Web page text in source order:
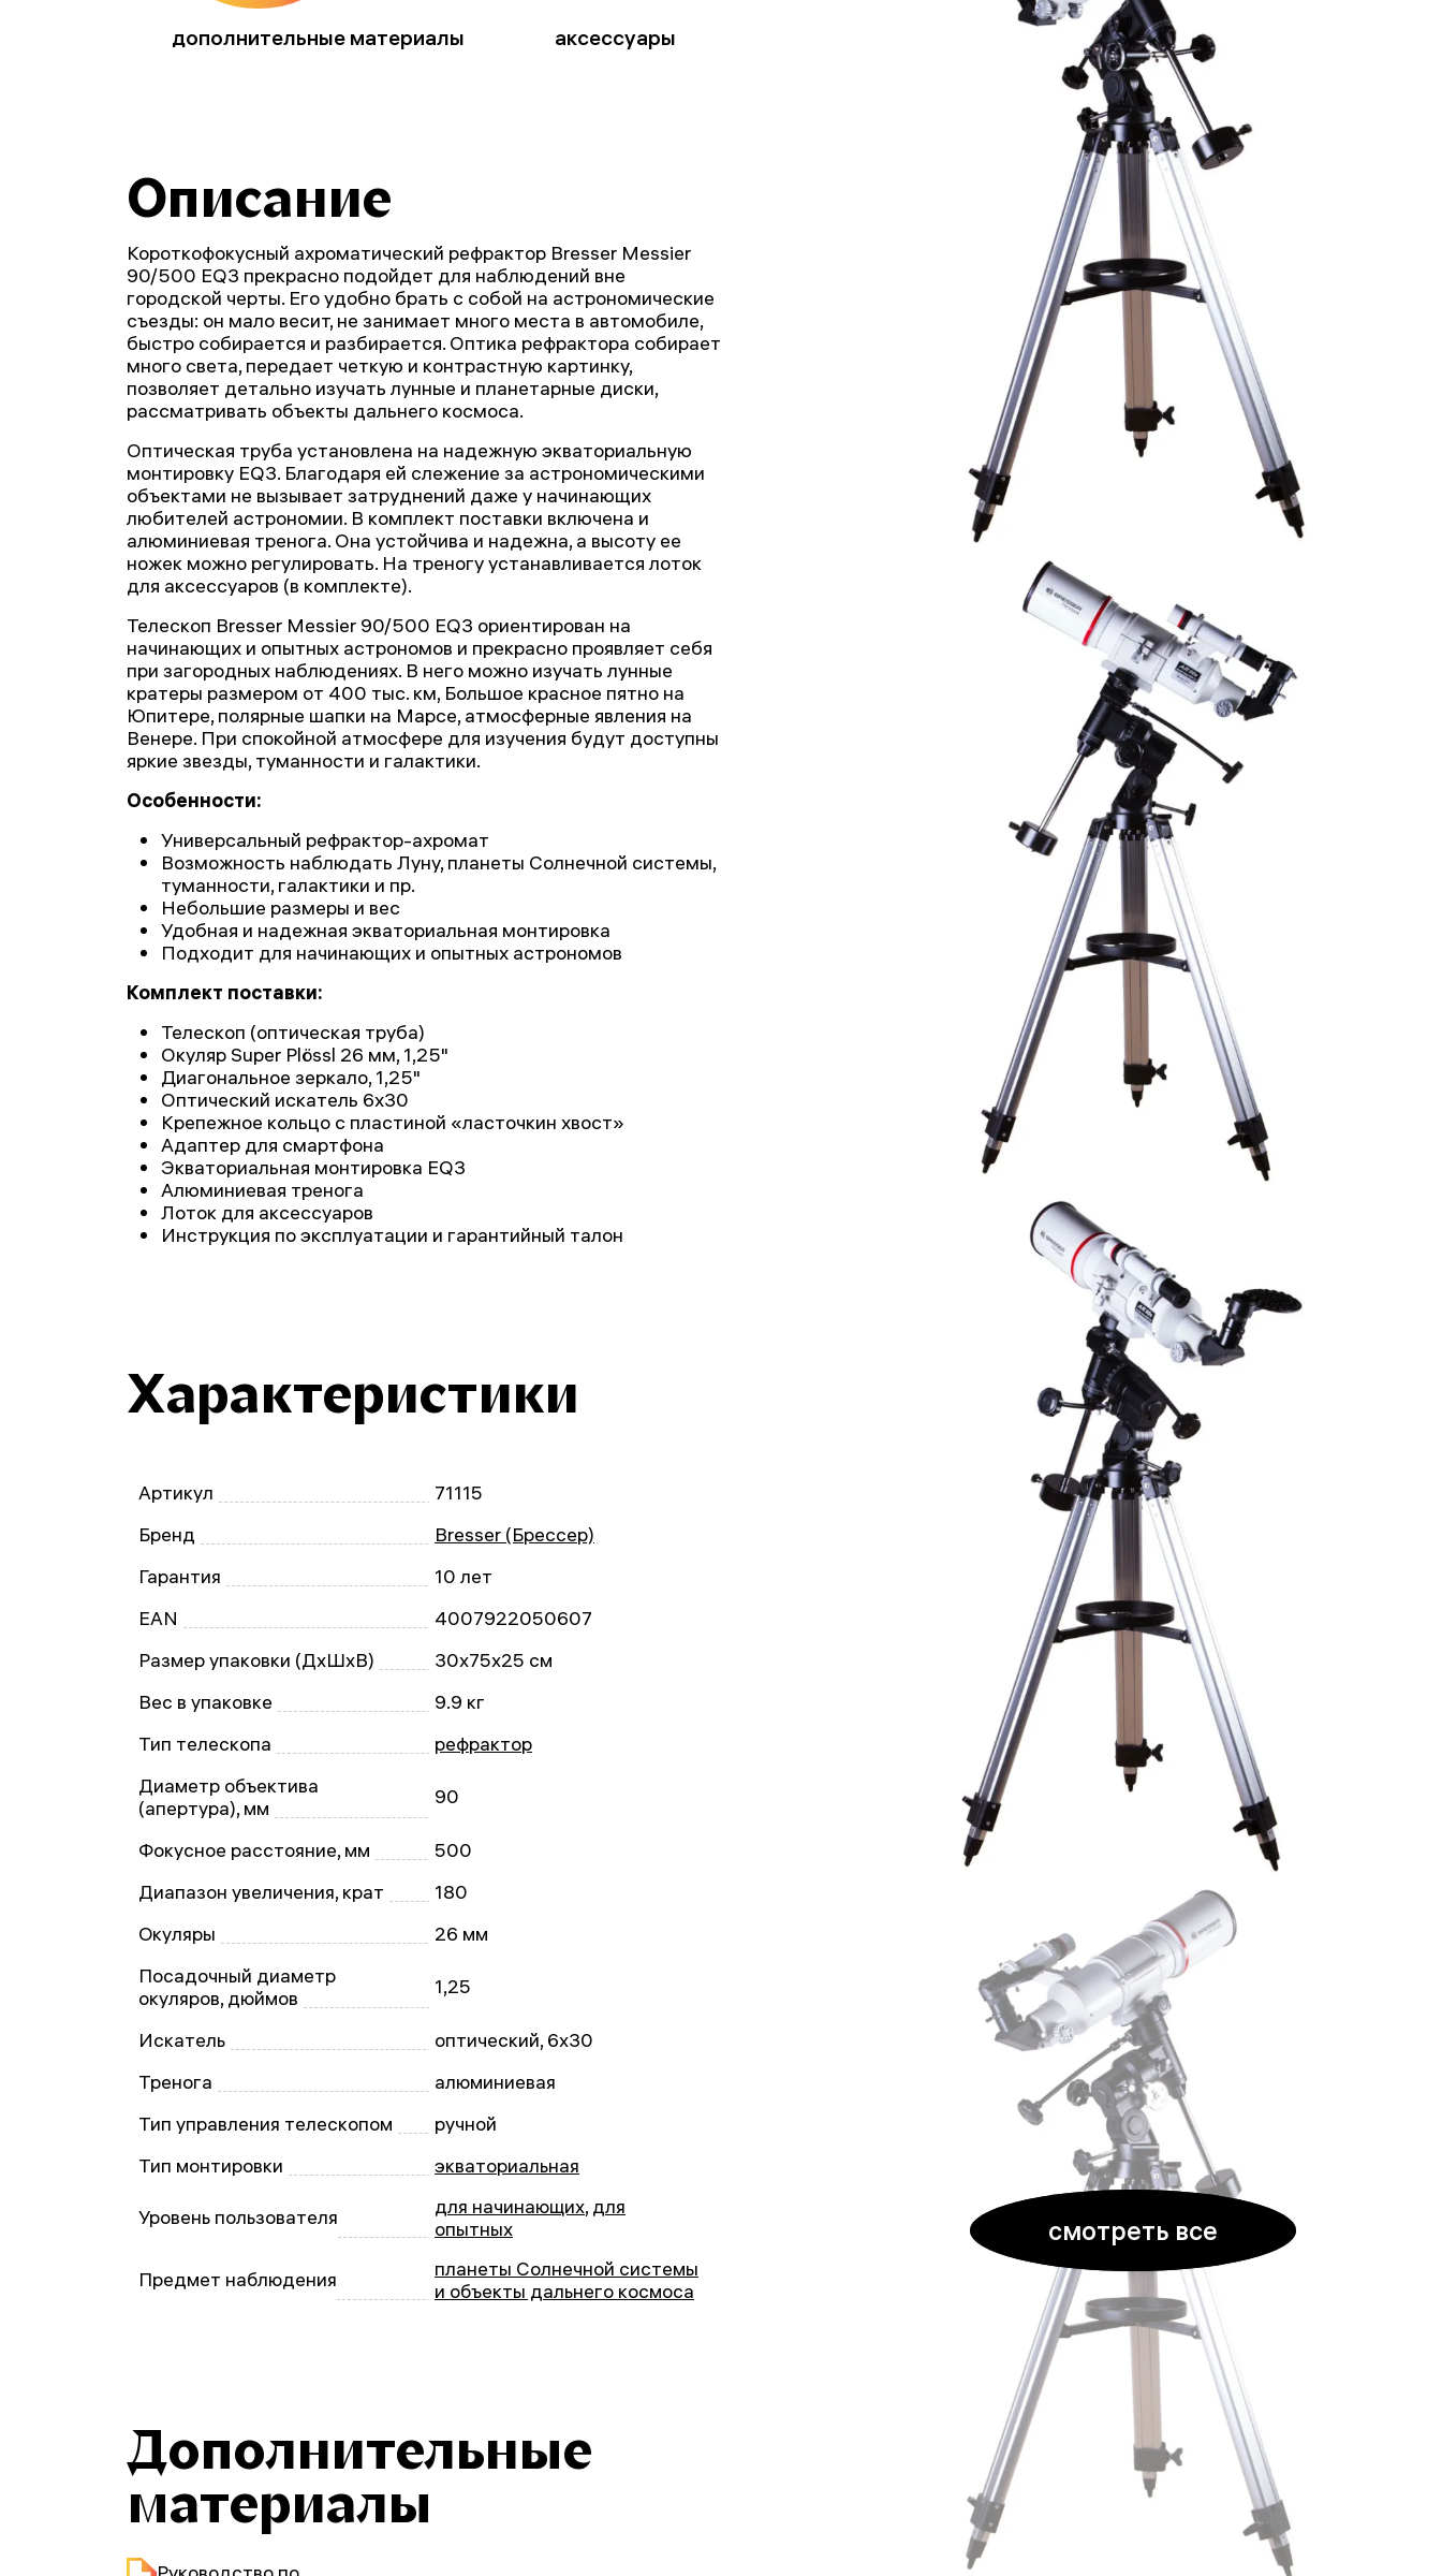
смотреть все
дополнительные материалы аксессуары
Описание
Короткофокусный ахроматический рефрактор Bresser Messier
90/500 EQ3 прекрасно подойдет для наблюдений вне
городской черты. Его удобно брать с собой на астрономические
съезды: он мало весит, не занимает много места в автомобиле,
быстро собирается и разбирается. Оптика рефрактора собирает
много света, передает четкую и контрастную картинку,
позволяет детально изучать лунные и планетарные диски,
рассматривать объекты дальнего космоса.
Оптическая труба установлена на надежную экваториальную
монтировку EQ3. Благодаря ей слежение за астрономическими
объектами не вызывает затруднений даже у начинающих
любителей астрономии. В комплект поставки включена и
алюминиевая тренога. Она устойчива и надежна, а высоту ее
ножек можно регулировать. На треногу устанавливается лоток
для аксессуаров (в комплекте).
Телескоп Bresser Messier 90/500 EQ3 ориентирован на
начинающих и опытных астрономов и прекрасно проявляет себя
при загородных наблюдениях. В него можно изучать лунные
кратеры размером от 400 тыс. км, Большое красное пятно на
Юпитере, полярные шапки на Марсе, атмосферные явления на
Венере. При спокойной атмосфере для изучения будут доступны
яркие звезды, туманности и галактики.
Особенности:
Универсальный рефрактор-ахромат
Возможность наблюдать Луну, планеты Солнечной системы,
туманности, галактики и пр.
Небольшие размеры и вес
Удобная и надежная экваториальная монтировка
Подходит для начинающих и опытных астрономов
Комплект поставки:
Телескоп (оптическая труба)
Окуляр Super Plössl 26 мм, 1,25"
Диагональное зеркало, 1,25"
Оптический искатель 6х30
Крепежное кольцо с пластиной «ласточкин хвост»
Адаптер для смартфона
Экваториальная монтировка EQ3
Алюминиевая тренога
Лоток для аксессуаров
Инструкция по эксплуатации и гарантийный талон
Характеристики
Артикул
71115
Бренд
Bresser (Брессер)
Гарантия
10 лет
EAN
4007922050607
Размер упаковки (ДxШxВ)
30x75x25 см
Вес в упаковке
9.9 кг
Тип телескопа
рефрактор
Диаметр объектива
(апертура), мм
90
Фокусное расстояние, мм
500
Диапазон увеличения, крат
180
Окуляры
26 мм
Посадочный диаметр
окуляров, дюймов
1,25
Искатель
оптический, 6x30
Тренога
алюминиевая
Тип управления телескопом
ручной
Тип монтировки
экваториальная
Уровень пользователя для начинающих, для
опытных
Предмет наблюдения
планеты Солнечной системы
и объекты дальнего космоса
Дополнительные
материалы